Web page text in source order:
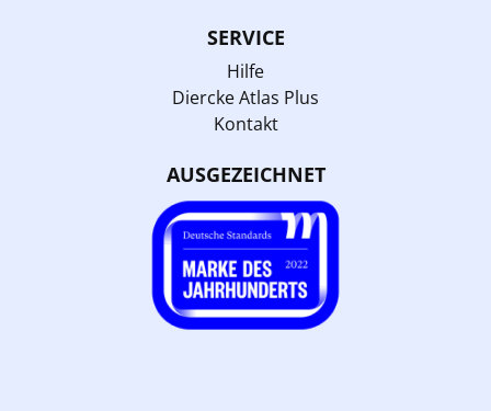
SERVICE
Hilfe
Diercke Atlas Plus
Kontakt
AUSGEZEICHNET